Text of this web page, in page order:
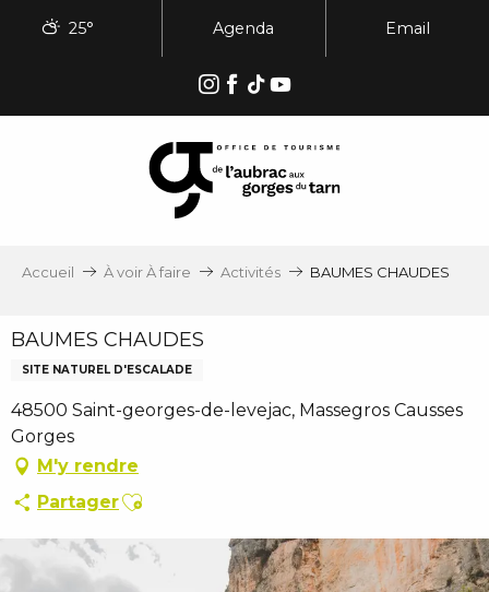
25° Agenda Email
Accueil À voir À faire Activités BAUMES CHAUDES
BAUMES CHAUDES
SITE NATUREL D'ESCALADE
48500 Saint-georges-de-levejac, Massegros Causses
Gorges
M'y rendre
PartagerAjouter aux favoris